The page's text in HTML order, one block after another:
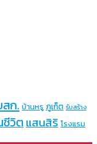
ก. บ้านหรู ภูเก็ต รับสร้าง
ชีวิต แสนสิริ โรงแรม